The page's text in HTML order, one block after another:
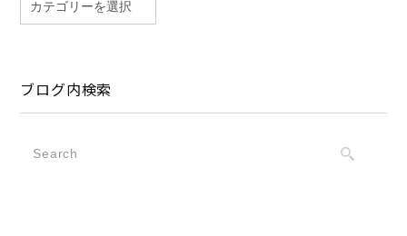
ブログ内検索